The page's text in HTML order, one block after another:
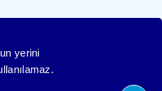
yerini